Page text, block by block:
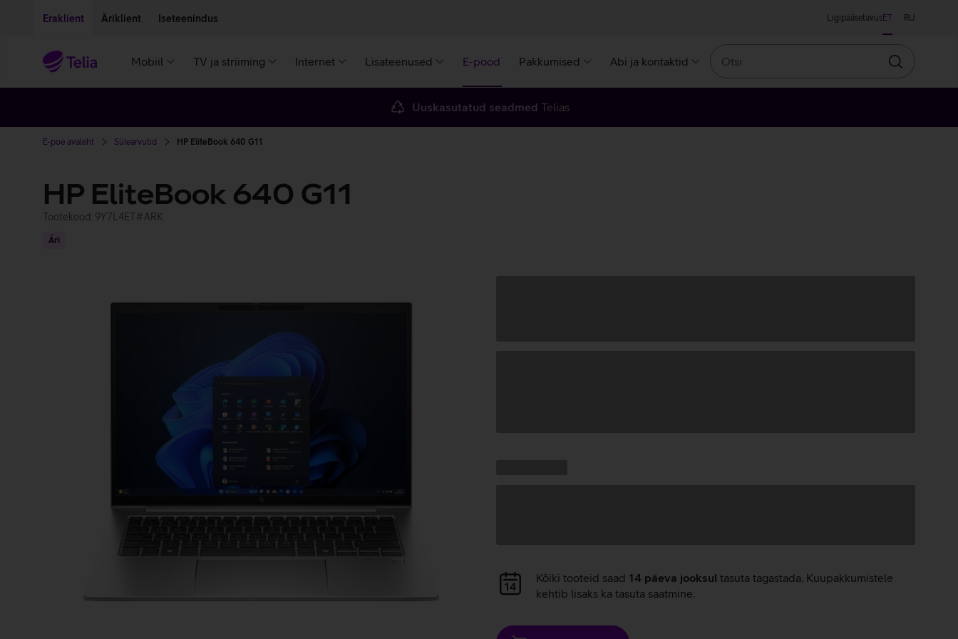
Eraklient Äriklient Iseteenindus LigipääsetavusET RU
Mobiil TV ja striiming Internet Lisateenused E-pood Pakkumised Abi ja kontaktid
Otsin
Uuskasutatud seadmed Telias
E-poe avaleht Sülearvutid HP EliteBook 640 G11
HP EliteBook 640 G11
Tootekood: 9Y7L4ET#ARK
Äri
Andmete
laadimine
Kõiki tooteid saad 14 päeva jooksul tasuta tagastada. Kuupakkumistele
kehtib lisaks ka tasuta saatmine.